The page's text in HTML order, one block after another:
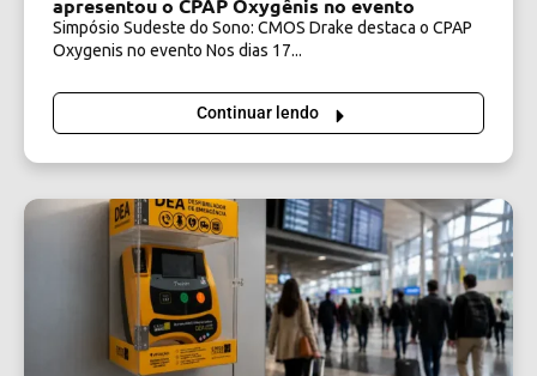
apresentou o CPAP Oxygênis no evento
Simpósio Sudeste do Sono: CMOS Drake destaca o CPAP
Oxygenis no evento Nos dias 17...
Continuar lendo